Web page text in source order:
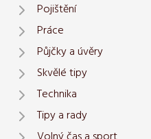
Pojištění
Práce
Půjčky a úvěry
Skvělé tipy
Technika
Tipy a rady